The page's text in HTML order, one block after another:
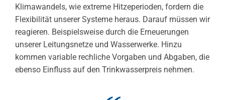
Klimawandels, wie extreme Hitzeperioden, fordern die
Flexibilität unserer Systeme heraus. Darauf müssen wir
reagieren. Beispielsweise durch die Erneuerungen
unserer Leitungsnetze und Wasserwerke. Hinzu
kommen variable rechliche Vorgaben und Abgaben, die
ebenso Einfluss auf den Trinkwasserpreis nehmen.